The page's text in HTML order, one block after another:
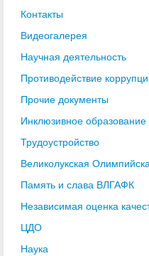
Контакты
Видеогалерея
Научная деятельность
Противодействие
Прочие документы
Инклюзивное образование
Трудоустройство
Великолукская
Память и слава ВЛГАФК
Независимая оценка
ЦДО
Наука